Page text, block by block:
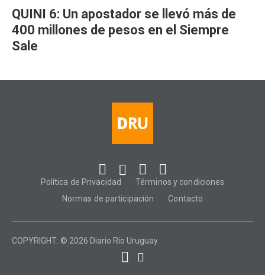
QUINI 6: Un apostador se llevó más de
400 millones de pesos en el Siempre
Sale
Política de Privacidad
Términos y condiciones
Normas de participación
Contacto
COPYRIGHT: © 2026 Diario Río Uruguay